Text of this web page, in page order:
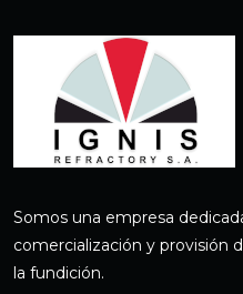
Somos una empresa
comercialización y provisión
la fundición.